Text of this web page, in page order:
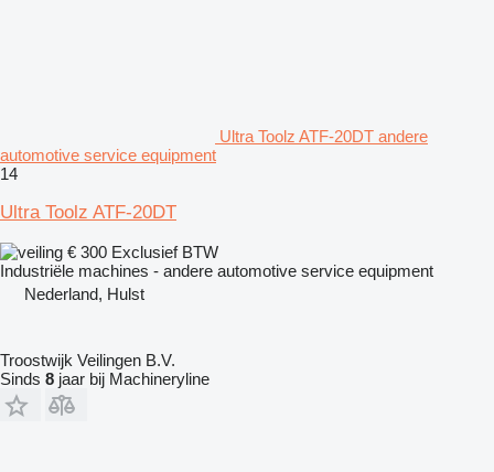
Ultra Toolz ATF-20DT andere
automotive service equipment
14
Ultra Toolz ATF-20DT
€ 300 Exclusief BTW
Industriële machines - andere automotive service equipment
Nederland, Hulst
Troostwijk Veilingen B.V.
Sinds 8 jaar bij Machineryline